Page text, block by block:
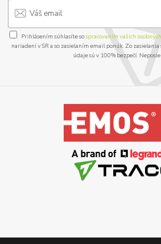
Prihlásením súhlasíte sospracovaním vašich
nariadení v SR a so zasielaním email ponúk. Zo
údaje sú v 100% bezpečí.